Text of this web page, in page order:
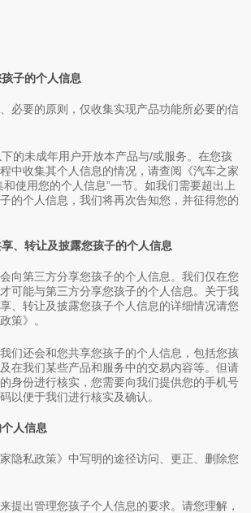
子的个人信息
必要的原则，仅收集实现产品功能所必要的信
的未成年用户开放本产品与/或服务。在您孩
中收集其个人信息的情况，请查阅《汽车之家
和使用您的个人信息”一节。如我们需要超出上
的个人信息，我们将再次告知您，并征得您的
、转让及披露您孩子的个人信息
向第三方分享您孩子的个人信息。我们仅在您
可能与第三方分享您孩子的个人信息。关于我
、转让及披露您孩子个人信息的详细情况请您
策》。
们还会和您共享您孩子的个人信息，包括您孩
在我们某些产品和服务中的交易内容等。但请
身份进行核实，您需要向我们提供您的手机号
以便于我们进行核实及确认。
人信息
隐私政策》中写明的途径访问、更正、删除您
提出管理您孩子个人信息的要求。请您理解，